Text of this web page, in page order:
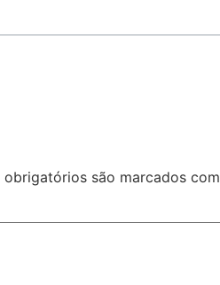
obrigatórios são marcados com